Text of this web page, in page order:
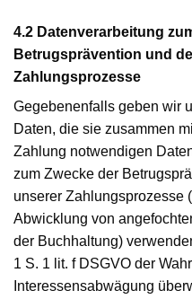
4.2 Datenverarbeitung
Betrugsprävention und
Zahlungsprozesse
Gegebenenfalls geben wir
Daten, die sie zusammen
Zahlung notwendigen
zum Zwecke der
unserer Zahlungsprozesse
Abwicklung von
der Buchhaltung)
1 S. 1 lit. f DSGVO der
Interessensabwägung